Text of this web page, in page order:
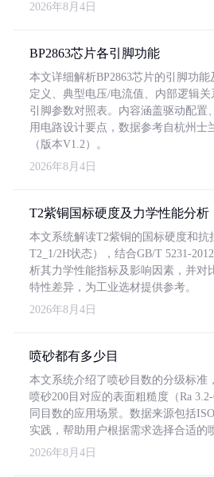
2026年8月4日
BP2863芯片各引脚功能
本文详细解析BP2863芯片的引脚功
定义、典型电压/电流值、内部逻辑
引脚参数对照表。内容涵盖驱动配置
用电路设计要点，数据参考自杭州士
（版本V1.2）。
2026年8月4日
T2紫铜国标硬度及力学性能分析
本文系统解读T2紫铜的国标硬度和抗
T2_1/2H状态），结合GB/T 5231-
析其力学性能指标及影响因素，并对
特性差异，为工业选材提供参考。
2026年8月4日
喷砂都有多少目
本文系统介绍了喷砂目数的分级标准
喷砂200目对应的表面粗糙度（Ra
同目数的应用场景。数据来源包括
实践，帮助用户根据需求选择合适的
2026年8月4日